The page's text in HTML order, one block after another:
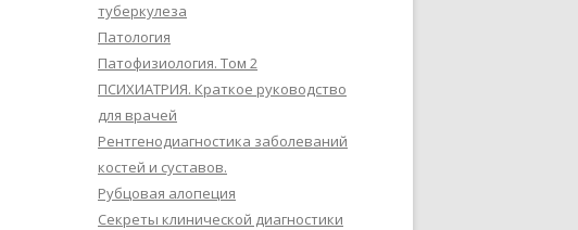
туберкулеза
Патология
Патофизиология. Том 2
ПСИХИАТРИЯ. Краткое руководство
для врачей
Рентгенодиагностика заболеваний
костей и суставов.
Рубцовая алопеция
Секреты клинической диагностики